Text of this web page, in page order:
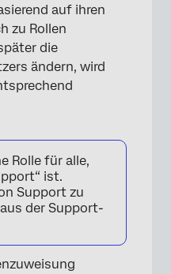
auf ihren
zu Rollen
die
ändern, wird
Rolle für alle,
ist.
Support zu
der Support-